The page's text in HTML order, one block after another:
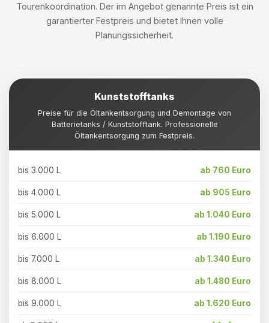
Tourenkoordination. Der im Angebot genannte Preis ist ein
garantierter Festpreis und bietet Ihnen volle
Planungssicherheit.
Kunststofftanks
Preise für die Öltankentsorgung und Demontage von
Batterietanks / Kunststofftank. Professionelle
Öltankentsorgung zum Festpreis.
bis 3.000 L ab 760 Euro
bis 4.000 L ab 905 Euro
bis 5.000 L ab 1.040 Euro
bis 6.000 L ab 1.190 Euro
bis 7.000 L ab 1.340 Euro
bis 8.000 L ab 1.480 Euro
bis 9.000 L ab 1.620 Euro